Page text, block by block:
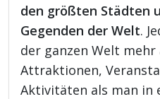
den größten Städten
Gegenden der Welt.
der ganzen Welt mehr
Attraktionen,
Aktivitäten als man in